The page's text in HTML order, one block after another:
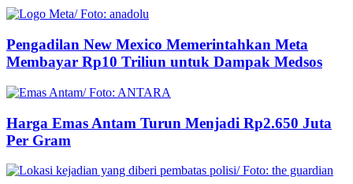
Pengadilan New Mexico Memerintahkan Meta
Membayar Rp10 Triliun untuk Dampak Medsos
Harga Emas Antam Turun Menjadi Rp2.650 Juta
Per Gram